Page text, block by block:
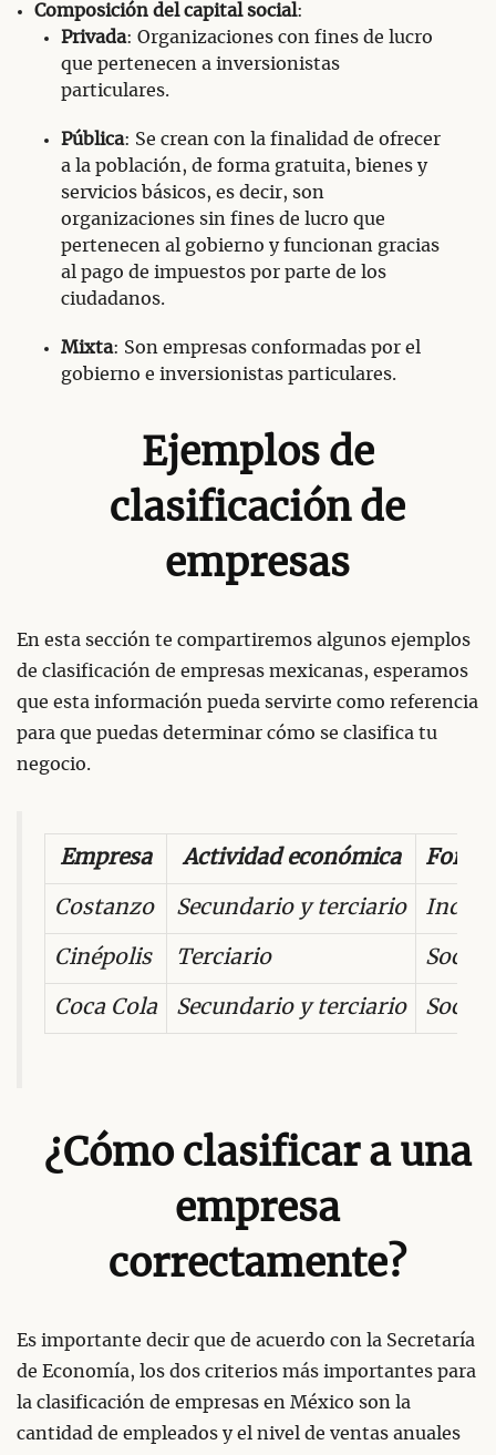
Composición del capital social:
Privada: Organizaciones con fines de lucro
que pertenecen a inversionistas
particulares.
Pública: Se crean con la finalidad de ofrecer
a la población, de forma gratuita, bienes y
servicios básicos, es decir, son
organizaciones sin fines de lucro que
pertenecen al gobierno y funcionan gracias
al pago de impuestos por parte de los
ciudadanos.
Mixta: Son empresas conformadas por el
gobierno e inversionistas particulares.
Ejemplos de
clasificación de
empresas
En esta sección te compartiremos algunos ejemplos
de clasificación de empresas mexicanas, esperamos
que esta información pueda servirte como referencia
para que puedas determinar cómo se clasifica tu
negocio.
Empresa Actividad económica
Costanzo Secundario y terciario
Cinépolis Terciario
Coca Cola Secundario y terciario
¿Cómo clasificar a una
empresa
correctamente?
Es importante decir que de acuerdo con la Secretaría
de Economía, los dos criterios más importantes para
la clasificación de empresas en México son la
cantidad de empleados y el nivel de ventas anuales